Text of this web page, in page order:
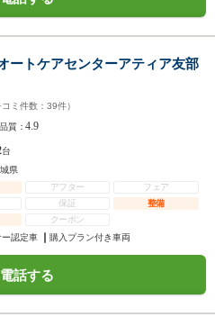
ートケアセンターアティア友部
コミ件数： 39件）
品質：4.9
台
県
アフター
フェア
保証
整備
クーポン
ー認定車 購入プラン付き車両
電話する